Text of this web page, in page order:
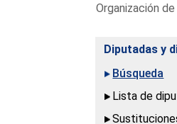
Organización
Diputadas y
Búsqueda
Lista de